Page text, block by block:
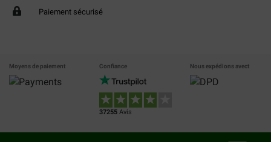
Paiement sécurisé
Moyens de paiement Confiance
37255 Avis
Nous expédions avect